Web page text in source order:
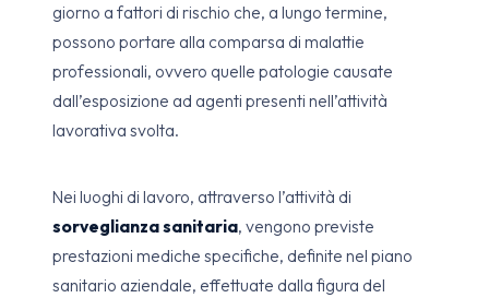
giorno a fattori di rischio che, a lungo termine,
possono portare alla comparsa di malattie
professionali, ovvero quelle patologie causate
dall’esposizione ad agenti presenti nell’attività
lavorativa svolta.
Nei luoghi di lavoro, attraverso l’attività di
sorveglianza sanitaria, vengono previste
prestazioni mediche specifiche, definite nel piano
sanitario aziendale, effettuate dalla figura del